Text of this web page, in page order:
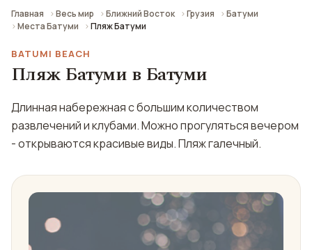
Главная Весь мир Ближний Восток Грузия
Батуми
Места Батуми
Пляж Батуми
BATUMI BEACH
Пляж Батуми в Батуми
Длинная набережная с большим количеством
развлечений и клубами. Можно прогуляться вечером
- открываются красивые виды. Пляж галечный.